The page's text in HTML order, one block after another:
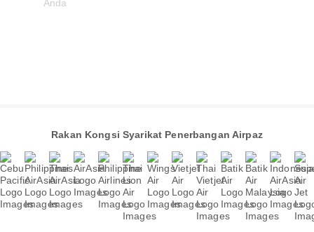
Rakan Kongsi Syarikat Penerbangan Airpaz